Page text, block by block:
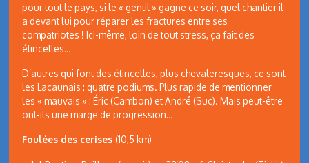
pour tout le pays, si le « gentil » gagne ce soir, quel chantier il
a devant lui pour réparer les fractures entre ses
compatriotes ! Ici-même, loin de tout stress, ça fait des
étincelles…
D’autres qui font des étincelles, plus chevaleresques, ce sont
les Lacaunais : quatre podiums. Plus rapide de mentionner
les « mauvais » : Éric (Cambon) et André (Suc). Mais peut-être
ont-ils une marge de progression…
Foulées des cerises(10,5 km)